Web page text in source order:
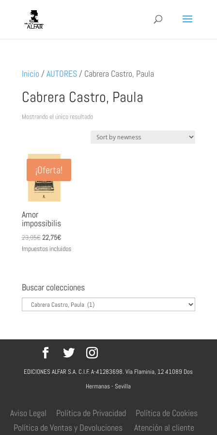
Inicio /AUTORES/ Cabrera Castro, Paula
Cabrera Castro, Paula
Mostrando el único resultado
¡Oferta!
Amor
impossibilis
23,95€El
precio
22,75€El
precio
Impuestos incluidos
Buscar colecciones
EDICIONES ALFAR S.A. C.I.F. A-41283698. Vía Flaminia, 12 41089 Dos
Hermanas - Sevilla
Aviso Legal Política de Privacidad
Política de Cookies
Política de Ventas y Devoluciones
Atención al cliente